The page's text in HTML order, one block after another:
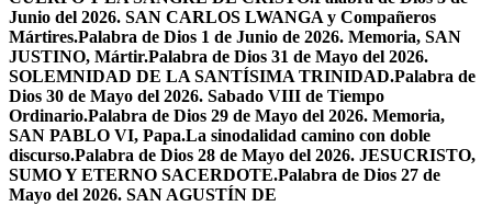
Junio del 2026. SAN CARLOS LWANGA y Compañeros
Mártires.Palabra de Dios 1 de Junio de 2026. Memoria, SAN
JUSTINO, Mártir.Palabra de Dios 31 de Mayo del 2026.
SOLEMNIDAD DE LA SANTÍSIMA TRINIDAD.Palabra de
Dios 30 de Mayo del 2026. Sabado VIII de Tiempo
Ordinario.Palabra de Dios 29 de Mayo del 2026. Memoria,
SAN PABLO VI, Papa.La sinodalidad camino con doble
discurso.Palabra de Dios 28 de Mayo del 2026. JESUCRISTO,
SUMO Y ETERNO SACERDOTE.Palabra de Dios 27 de
Mayo del 2026. SAN AGUSTÍN DE